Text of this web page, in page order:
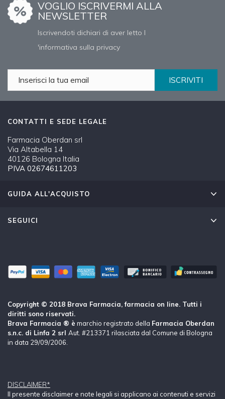
VOGLIO ISCRIVERMI ALLA
NEWSLETTER
Iscrivendoti dichiari di aver letto l
'informativa sulla privacy
ISCRIVITI
CONTATTI E SEDE LEGALE
Farmacia Oberdan srl
Via Altabella 14
40126 Bologna Italia
PIVA 02674611203
GUIDA ALL'ACQUISTO
SEGUICI
Copyright © 2018 Brava Farmacia, farmacia on line. Tutti i
diritti sono riservati.
Brava Farmacia ® è marchio registrato della Farmacia Oberdan
s.n.c. di Linfa 2 srl Aut. #213371 rilasciata dal Comune di Bologna
in data 29/09/2006.
DISCLAIMER*
Il presente disclaimer e note legali si applicano ai contenuti e servizi